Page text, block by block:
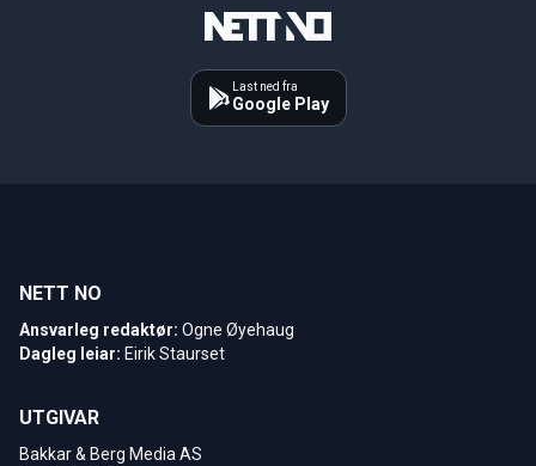
Last ned fra
Google Play
NETT NO
Ansvarleg redaktør: Ogne Øyehaug
Dagleg leiar: Eirik Staurset
UTGIVAR
Bakkar & Berg Media AS